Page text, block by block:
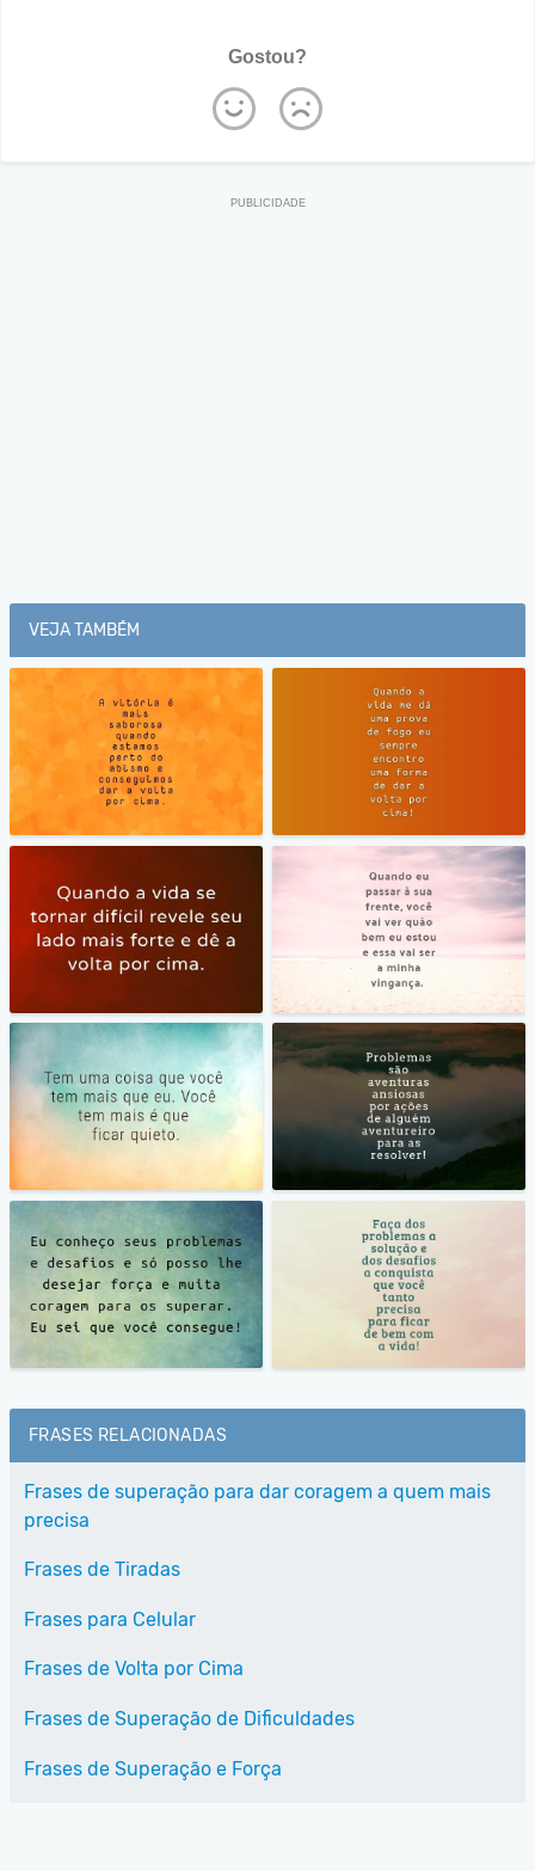
Gostou?
VEJA TAMBÉM
FRASES RELACIONADAS
Frases de superação para dar coragem a quem mais
precisa
Frases de Tiradas
Frases para Celular
Frases de Volta por Cima
Frases de Superação de Dificuldades
Frases de Superação e Força